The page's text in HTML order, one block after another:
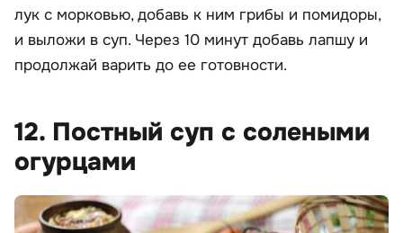
лук с морковью, добавь к ним грибы и помидоры,
и выложи в суп. Через 10 минут добавь лапшу и
продолжай варить до ее готовности.
12. Постный суп с солеными
огурцами